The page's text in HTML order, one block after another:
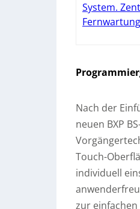
System.
Nach der
neuen BXP
Touch-
individuell
zur